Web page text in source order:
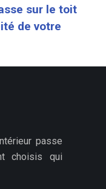
sur le toit
de votre
passe
choisis qui